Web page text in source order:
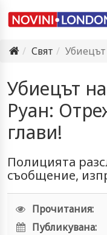
Свят
Убиецът на
Убиецът
Руан:
глави!
Полицията
съобщение,
Прочитания:
Публикувана: